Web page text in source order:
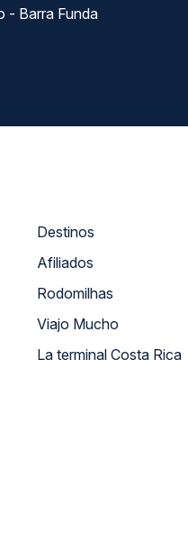
- Barra Funda
Destinos
Afiliados
Rodomilhas
Viajo Mucho
La terminal Costa Rica